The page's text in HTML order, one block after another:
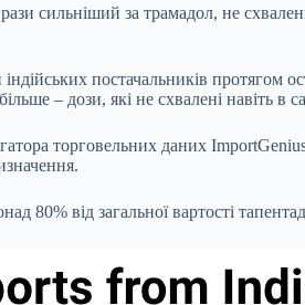
сильніший за трамадол, не
постачальників протягом
– дози, які не схвалені навіть в
торговельних даних
80% від загальної вартості